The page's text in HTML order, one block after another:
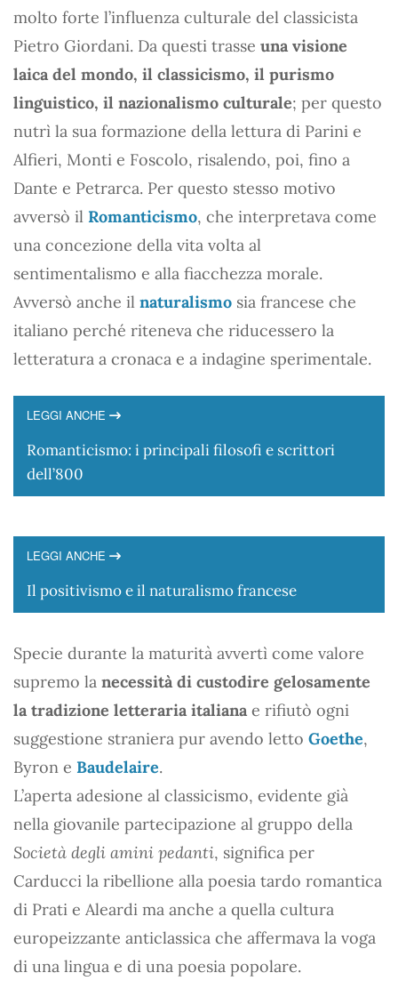
molto forte l’influenza culturale del classicista
Pietro Giordani. Da questi trasse una visione
laica del mondo, il classicismo, il purismo
linguistico, il nazionalismo culturale; per questo
nutrì la sua formazione della lettura di Parini e
Alfieri, Monti e Foscolo, risalendo, poi, fino a
Dante e Petrarca. Per questo stesso motivo
avversò il Romanticismo, che interpretava come
una concezione della vita volta al
sentimentalismo e alla fiacchezza morale.
Avversò anche il naturalismo sia francese che
italiano perché riteneva che riducessero la
letteratura a cronaca e a indagine sperimentale.
LEGGI ANCHE
Romanticismo: i principali filosofi e scrittori
dell’800
LEGGI ANCHE
Il positivismo e il naturalismo francese
Specie durante la maturità avvertì come valore
supremo la necessità di custodire gelosamente
la tradizione letteraria italiana e rifiutò ogni
suggestione straniera pur avendo letto Goethe,
Byron e Baudelaire.
L’aperta adesione al classicismo, evidente già
nella giovanile partecipazione al gruppo della
Società degli amini pedanti, significa per
Carducci la ribellione alla poesia tardo romantica
di Prati e Aleardi ma anche a quella cultura
europeizzante anticlassica che affermava la voga
di una lingua e di una poesia popolare.